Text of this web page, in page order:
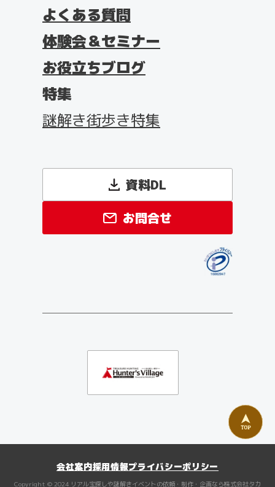
よくある質問
体験会＆セミナー
お役立ちブログ
特集
謎解き街歩き特集
資料DL
お問合せ
会社案内採用情報プライバシーポリシー
Copyright © 2024 リアル宝探しや謎解きイベントの依頼・制作・企画なら株式会社タカ